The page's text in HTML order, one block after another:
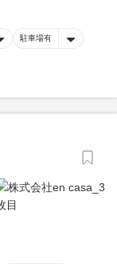
駐車場有